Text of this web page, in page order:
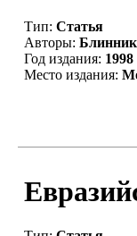
Тип: Статья
Авторы:
Год издания: 1998
Место издания: